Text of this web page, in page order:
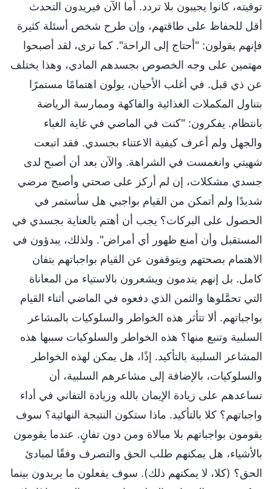
توقيته، كانوا يجيبون بلا تردد. أما الآن فيريدون التحدث
أقل للحفاظ على طاقتهم، وإن طرح شخص أسئلة كثيرة
فإنهم يقولون: "أحتاج إلى الراحة". كما ترى، لقد أصبحوا
مهتمين على وجه الخصوص بجسدهم المادي، وهذا يختلف
عن ذي قبل. في أغلب الأحيان، يولون اهتمامًا مستمرًا
بتناول المكملات الغذائية والفاكهة وممارسة الرياضة
بانتظام. يفكرون: "كنت في الماضي في غاية الغباء
والجهل ولم أعرف كيفية الاعتناء بجسدي. فقد اتبعت
شهيتي وانغمست في الشراهة. والآن بعد أن أصبح لدى
جسدي مشكلات، إن لم أركز على صحتي وأصبح مرضي
شديدًا ولم أتمكن من القيام بواجبي هل سأستمر في
الحصول على البركات؟ يجب أن أهتم بالعناية بجسدي في
المستقبل وأن أمنع ظهور أي أمراض". ولذلك، يبدؤون في
الاهتمام بصحتهم ويتوقفون عن القيام بواجباتهم بتفان
كامل. بل إنهم يندمون ويشعرون بالاستياء من المعاناة
التي تحمَّلوها والثمن الذي دفعوه في الماضي أثناء القيام
بواجباتهم. ألا تتأثر هذه الخواطر والسلوكيات بالمشاعر
السلبية وتنبع منها؟ هذه الخواطر والسلوكيات سببها هذه
المشاعر السلبية بالتأكيد. إذًا، هل يمكن لهذه الخواطر
والسلوكيات، بالإضافة إلى مشاعرهم السلبية، أن
تساعدهم على زيادة الإيمان بالله وزيادة التفاني في أداء
واجباتهم؟ كلا بالتأكيد. ماذا ستكون النتيجة النهائية؟ سوف
يقومون بواجباتهم بلا مبالاة ومن دون تفانٍ. عندما يقومون
بالأشياء، هل يمكنهم طلب الحق والتصرف وفقًا لمبادئ
الحق؟ (كلا، لا يمكنهم ذلك). سوف يفعلون ما يريدون بينما